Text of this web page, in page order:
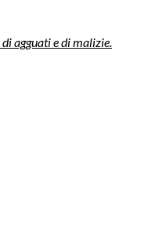
agguati e di malizie.